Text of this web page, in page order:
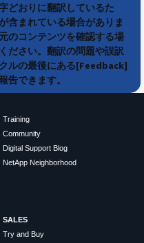
どおりに翻訳しているた
含まれている場合がありま
のコンテンツを確認する場
ださい。翻訳の問題や誤訳
ルの最後にある[Feedback]
告できます。
Training
Community
Digital Support Blog
NetApp Neighborhood
SALES
Try and Buy